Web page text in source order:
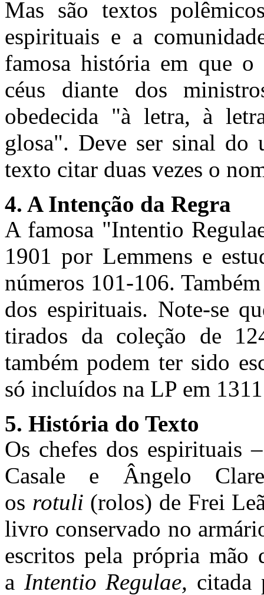
Mas são textos
espirituais e a
famosa história em que
céus diante dos
obedecida "à letra, à
glosa". Deve ser sinal do
texto citar duas vezes o
4. A Intenção da Regra
A famosa "Intentio
1901 por Lemmens e
números 101-106.
dos espirituais. Note-se
tirados da coleção de
também podem ter sido
só incluídos na LP em
5. História do Texto
Os chefes dos espirituais
Casale e Ângelo
os rotuli (rolos) de Frei
livro conservado no
escritos pela própria mão
a Intentio Regulae,